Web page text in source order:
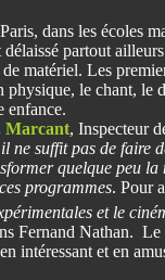
dans les écoles
délaissé partout
matériel. Les
physique, le chant, le
enfance.
Marcant, Inspecteur
ne suffit pas de faire
quelque peu
programmes. Pour
et le
Fernand Nathan.
intéressant et en